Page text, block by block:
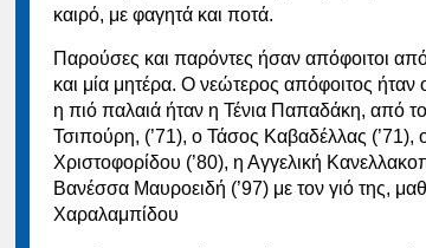
καιρό, με φαγητά και ποτά.
Παρούσες και παρόντες ήσαν απόφοιτοι από
και μία μητέρα. Ο νεώτερος απόφοιτος
η πιό παλαιά ήταν η Τένια Παπαδάκη, από
Τσιπούρη, (’71), ο Τάσος Καβαδέλλας
Χριστοφορίδου (’80), η Αγγελική
Βανέσσα Μαυροειδή (’97) με τον γιό της,
Χαραλαμπίδου